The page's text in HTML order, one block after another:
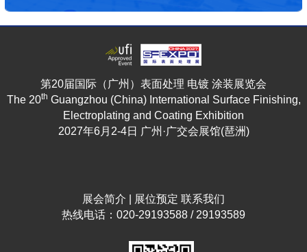
第20届国际（广州）表面处理 电镀 涂装展览会
The 20th Guangzhou (China) International Surface Finishing,
Electroplating and Coating Exhibition
2027年6月2-4日 广州·广交会展馆(琶洲)
展会简介 展位预定 联系我们
热线电话：020-29193588 / 29193589